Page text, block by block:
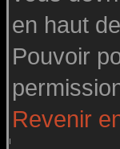
en haut
Pouvoir
Revenir